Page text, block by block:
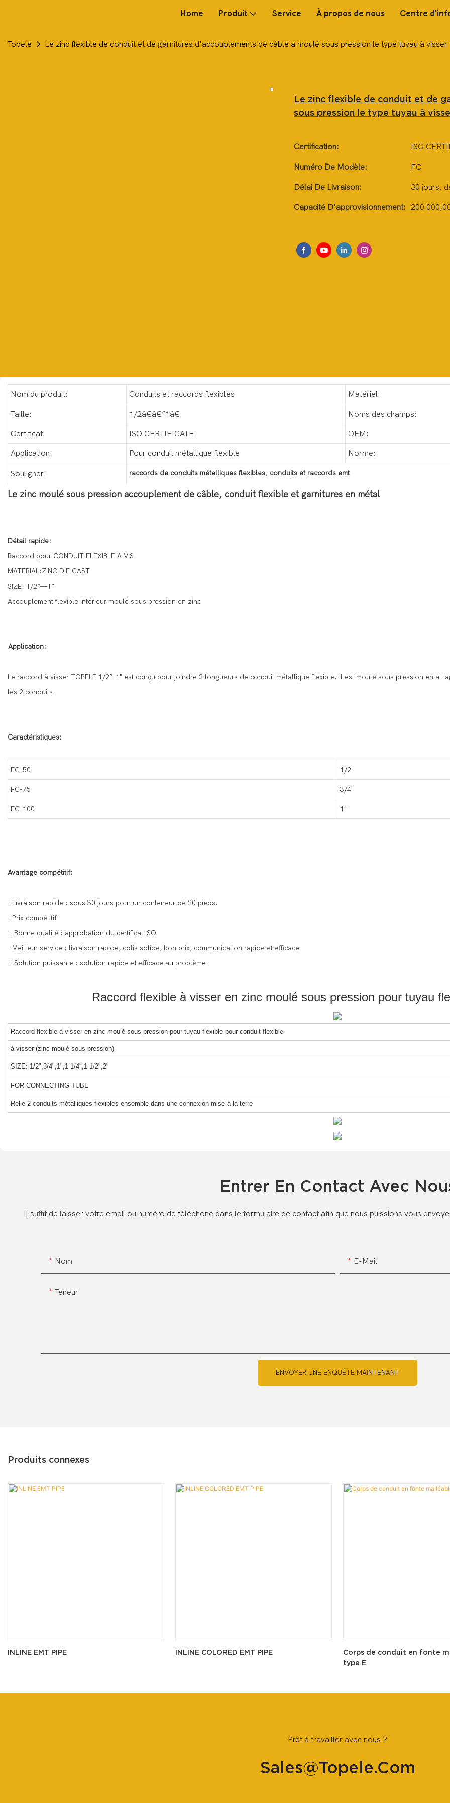
Home Produit Service À propos de nous Centre
Topele Le zinc flexible de conduit et de garnitures d'accouplements de câble a moulé sous pression le type tuyau à visser
Le zinc flexible de conduit et de
sous pression le type tuyau à
Certification: ISO
Numéro De Modèle: FC
Délai De Livraison: 30 jours,
Capacité D'approvisionnement: 200
Nom du produit: Conduits et raccords flexibles Matériel:
Taille: 1/2â€â€”1â€ Noms des champs:
Certificat: ISO CERTIFICATE OEM:
Application: Pour conduit métallique flexible Norme:
Souligner: raccords de conduits métalliques flexibles, conduits et raccords emt
Le zinc moulé sous pression accouplement de câble, conduit flexible et garnitures en métal
Détail rapide:
Raccord pour CONDUIT FLEXIBLE À VIS
MATERIAL:ZINC DIE CAST
SIZE: 1/2”—1”
Accouplement flexible intérieur moulé sous pression en zinc
Application:
Le raccord à visser TOPELE 1/2”-1" est conçu pour joindre 2 longueurs de conduit métallique flexible. Il est moulé sous pression en
les 2 conduits.
Caractéristiques:
FC-50 1/2"
FC-75 3/4"
FC-100 1"
Avantage compétitif:
+Livraison rapide : sous 30 jours pour un conteneur de 20 pieds.
+Prix compétitif
+ Bonne qualité : approbation du certificat ISO
+Meilleur service : livraison rapide, colis solide, bon prix, communication rapide et efficace
+ Solution puissante : solution rapide et efficace au problème
Raccord flexible à visser en zinc moulé sous pression pour tuyau
Raccord flexible à visser en zinc moulé sous pression pour tuyau flexible pour conduit flexible
à visser (zinc moulé sous pression)
SIZE: 1/2",3/4",1",1-1/4",1-1/2",2"
FOR CONNECTING TUBE
Relie 2 conduits métalliques flexibles ensemble dans une connexion mise à la terre
Entrer En Contact Avec
Il suffit de laisser votre email ou numéro de téléphone dans le formulaire de contact afin que nous puissions vous
Nom E-Mail
Teneur
ENVOYER UNE ENQUÊTE MAINTENANT
Produits connexes
INLINE EMT PIPE INLINE COLORED EMT PIPE
Corps de conduit en fonte
type E
Prêt à travailler avec nous ?
Sales@topele.com